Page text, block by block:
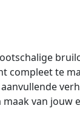
compleet te
van jouw